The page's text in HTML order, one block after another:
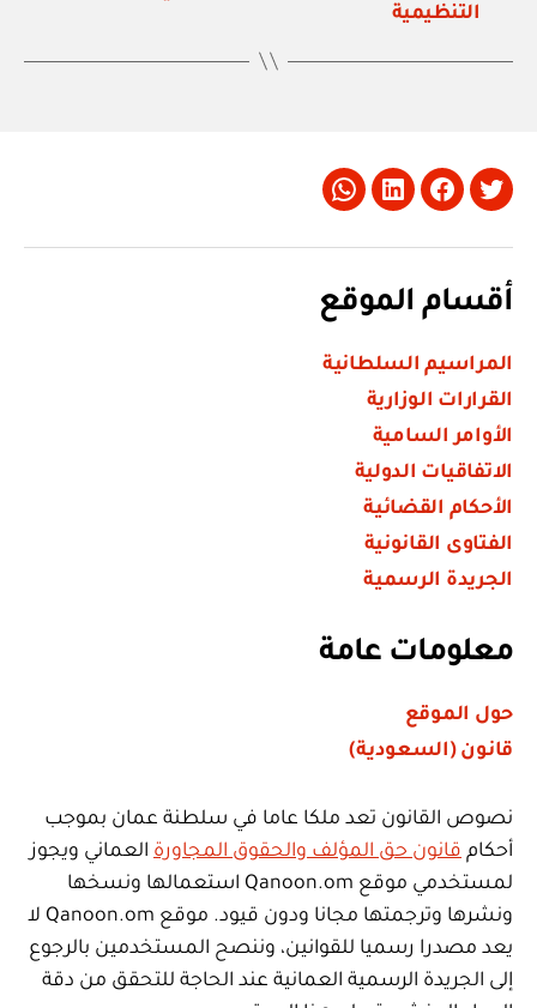
التنظيمية
Twitter
Facebook
LinkedIn
Whatsapp
أقسام الموقع
المراسيم السلطانية
القرارات الوزارية
الأوامر السامية
الاتفاقيات الدولية
الأحكام القضائية
الفتاوى القانونية
الجريدة الرسمية
معلومات عامة
حول الموقع
قانون (السعودية)
نصوص القانون تعد ملكا عاما في سلطنة عمان بموجب
أحكام قانون حق المؤلف والحقوق المجاورة العماني ويجوز
لمستخدمي موقع Qanoon.om استعمالها ونسخها
ونشرها وترجمتها مجانا ودون قيود. موقع Qanoon.om لا
يعد مصدرا رسميا للقوانين، وننصح المستخدمين بالرجوع
إلى الجريدة الرسمية العمانية عند الحاجة للتحقق من دقة